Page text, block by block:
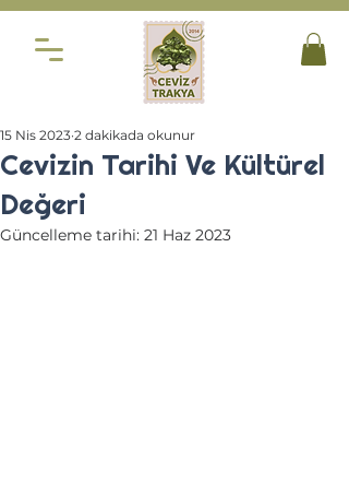
Cevizin Tarihi Ve Kültürel
Değeri
15 Nis 2023 2 dakikada okunur
Güncelleme tarihi: 21 Haz 2023